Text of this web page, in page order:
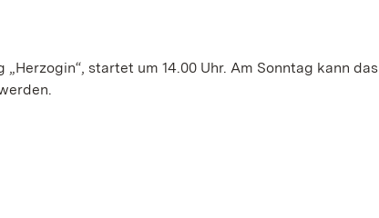
startet um 14.00 Uhr. Am Sonntag kann das